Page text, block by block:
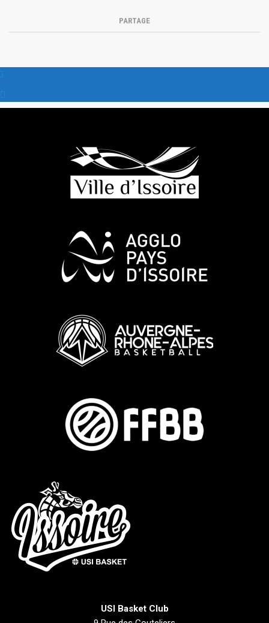
PARTAGE
USI Basket Club